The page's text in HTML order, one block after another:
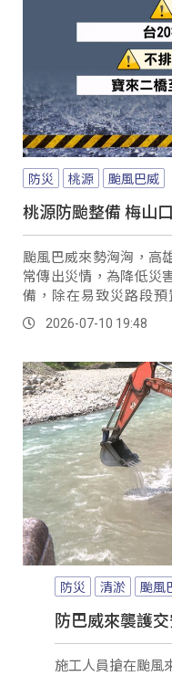
防災 桃源 颱風巴威
桃源防颱整備 梅山
颱風巴威來勢洶洶，高
常傳出災情，為降低災
備，除在易致災路段預
置，7/10更有8名國軍
與救援任務。
2026-07-10 19:48
防災 清淤 颱風
防巴威來襲護
施工人員搶在颱風